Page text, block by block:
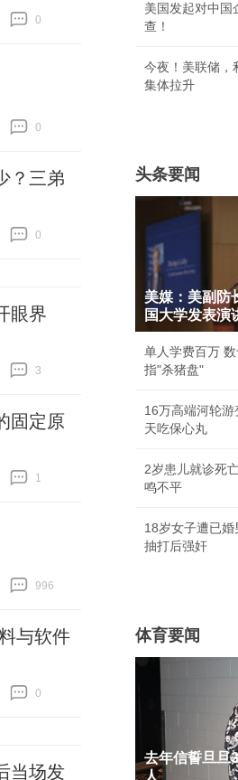
0
0
？三弟
0
眼界
3
固定原
1
996
与软件
0
当场发
美国发起对中国
查！
今夜！美联储，
集体拉升
头条要闻
美媒：美副防
国大学发表演
单人学费百万
指"杀猪盘"
16万高端河轮
天吃保心丸
2岁患儿就诊死
鸣不平
18岁女子遭已
抽打后强奸
体育要闻
去年信誓旦旦
人